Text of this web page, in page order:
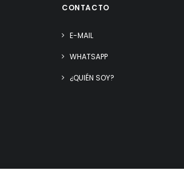
CONTACTO
E-MAIL
WHATSAPP
¿QUIÉN SOY?